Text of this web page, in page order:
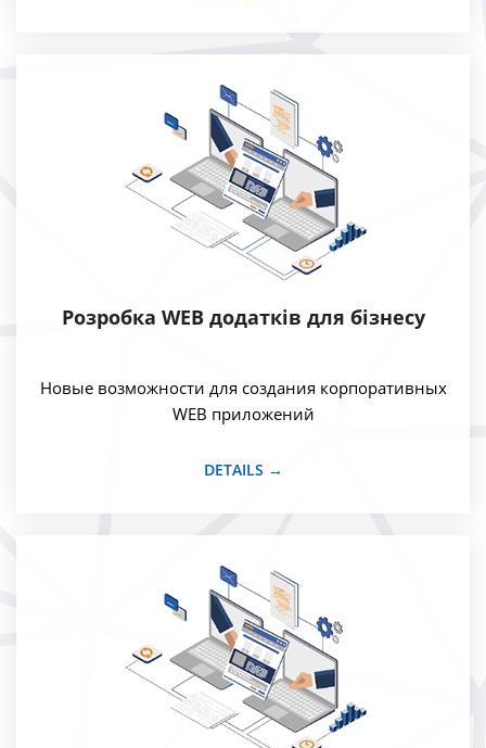
Розробка WEB додатків для бізнесу
Новые возможности для создания корпоративных
WEB приложений
DETAILS →